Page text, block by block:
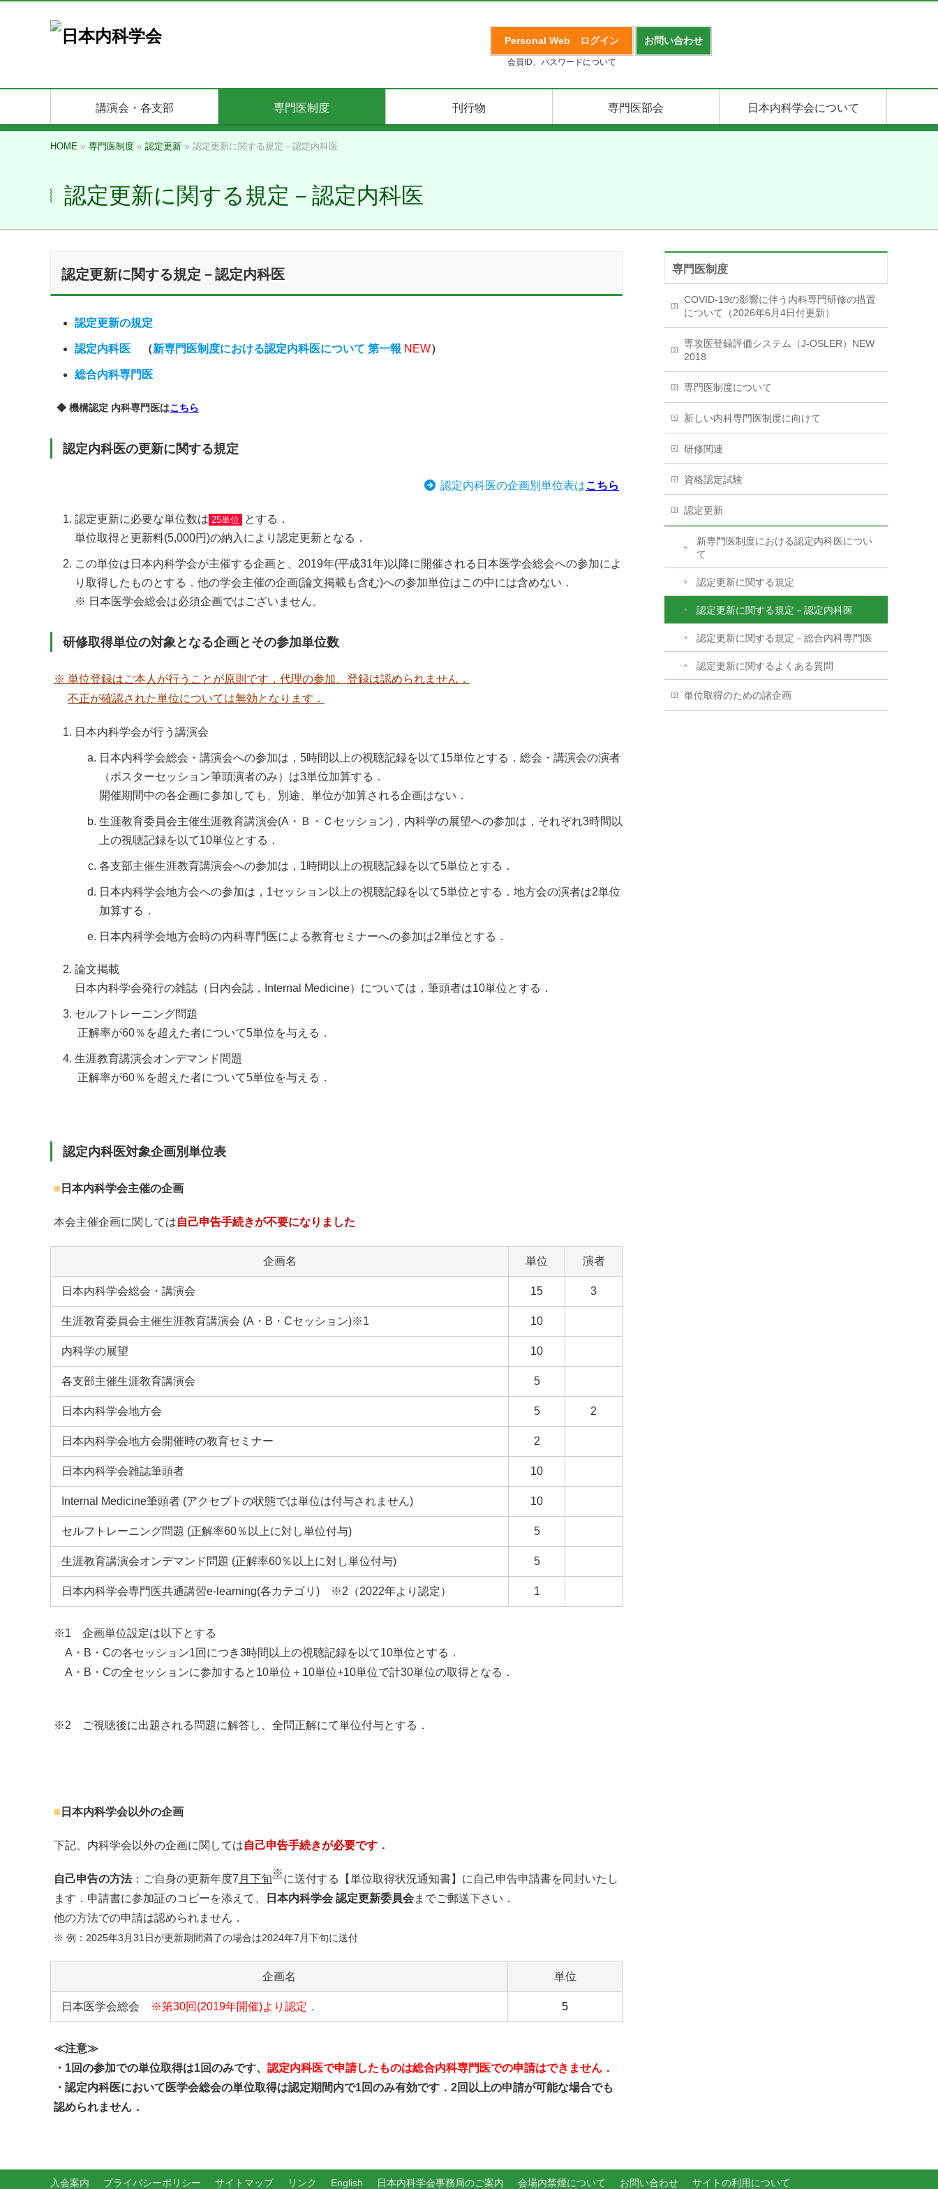
お問い合わせ
Personal Web ログイン
会員ID、パスワードについて
講演会・各支部 専門医制度 刊行物 専門医部会 日本内科学会について
HOME » 専門医制度 » 認定更新 » 認定更新に関する規定－認定内科医
認定更新に関する規定－認定内科医
認定更新に関する規定－認定内科医
認定更新の規定
認定内科医 （新専門医制度における認定内科医について 第一報 NEW）
総合内科専門医
◆ 機構認定 内科専門医はこちら
認定内科医の更新に関する規定
認定内科医の企画別単位表はこちら
認定更新に必要な単位数は 25単位
とする．
単位取得と更新料(5,000円)の納入により認定更新となる．
この単位は日本内科学会が主催する企画と、2019年(平成31年)以降に開催される日本医学会総会への参加によ
り取得したものとする．他の学会主催の企画(論文掲載も含む)への参加単位はこの中には含めない．
※ 日本医学会総会は必須企画ではございません。
研修取得単位の対象となる企画とその参加単位数
※ 単位登録はご本人が行うことが原則です．代理の参加、登録は認められません．
不正が確認された単位については無効となります．
日本内科学会が行う講演会
日本内科学会総会・講演会への参加は，5時間以上の視聴記録を以て15単位とする．総会・講演会の演者
（ポスターセッション筆頭演者のみ）は3単位加算する．
開催期間中の各企画に参加しても、別途、単位が加算される企画はない．
生涯教育委員会主催生涯教育講演会(A・Ｂ・Ｃセッション)，内科学の展望への参加は，それぞれ3時間以
上の視聴記録を以て10単位とする．
各支部主催生涯教育講演会への参加は，1時間以上の視聴記録を以て5単位とする．
日本内科学会地方会への参加は，1セッション以上の視聴記録を以て5単位とする．地方会の演者は2単位
加算する．
日本内科学会地方会時の内科専門医による教育セミナーへの参加は2単位とする．
論文掲載
日本内科学会発行の雑誌（日内会誌，Internal Medicine）については，筆頭者は10単位とする．
セルフトレーニング問題
正解率が60％を超えた者について5単位を与える．
生涯教育講演会オンデマンド問題
正解率が60％を超えた者について5単位を与える．
認定内科医対象企画別単位表
■ 日本内科学会主催の企画
本会主催企画に関しては自己申告手続きが不要になりました
企画名 単位 演者
日本内科学会総会・講演会 15 3
生涯教育委員会主催生涯教育講演会 (A・B・Cセッション)※1 10
内科学の展望 10
各支部主催生涯教育講演会 5
日本内科学会地方会 5 2
日本内科学会地方会開催時の教育セミナー 2
日本内科学会雑誌筆頭者 10
Internal Medicine筆頭者 (アクセプトの状態では単位は付与されません) 10
セルフトレーニング問題 (正解率60％以上に対し単位付与) 5
生涯教育講演会オンデマンド問題 (正解率60％以上に対し単位付与) 5
日本内科学会専門医共通講習e-learning(各カテゴリ) ※2（2022年より認定） 1
※1 企画単位設定は以下とする
A・B・Cの各セッション1回につき3時間以上の視聴記録を以て10単位とする．
A・B・Cの全セッションに参加すると10単位＋10単位+10単位で計30単位の取得となる．
※2 ご視聴後に出題される問題に解答し、全問正解にて単位付与とする．
■ 日本内科学会以外の企画
下記、内科学会以外の企画に関しては自己申告手続きが必要です．
自己申告の方法：ご自身の更新年度7 月下旬※に送付する【単位取得状況通知書】に自己申告申請書を同封いたし
ます．申請書に参加証のコピーを添えて、
日本内科学会 認定更新委員会までご郵送下さい．
他の方法での申請は認められません．
※ 例：2025年3月31日が更新期間満了の場合は2024年7月下旬に送付
企画名 単位
日本医学会総会 ※第30回(2019年開催)より認定． 5
≪注意≫
・1回の参加での単位取得は1回のみです、 認定内科医で申請したものは総合内科専門医での申請はできません．
・認定内科医において医学会総会の単位取得は認定期間内で1回のみ有効です．2回以上の申請が可能な場合でも
認められません．
専門医制度
COVID-19の影響に伴う内科専門研修の措置
について（2026年6月4日付更新）
専攻医登録評価システム（J-OSLER）NEW
2018
専門医制度について
新しい内科専門医制度に向けて
研修関連
資格認定試験
認定更新
新専門医制度における認定内科医につい
て
認定更新に関する規定
認定更新に関する規定－認定内科医
認定更新に関する規定－総合内科専門医
認定更新に関するよくある質問
単位取得のための諸企画
入会案内 プライバシーポリシー サイトマップ リンク English 日本内科学会事務局のご案内 会場内禁煙について お問い合わせ サイトの利用について